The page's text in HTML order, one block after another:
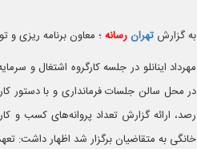
به گزارش تهران رسانه ؛ معاون برنامه ریزی و توسعه فرمانداری
مهرداد اینانلو در جلسه کارگروه اشتغال و
در محل سالن جلسات فرمانداری و با دستور
رصد، ارائه گزارش تعداد پروانه‌های کسب و
خانگی به متقاضیان برگزار شد اظهار داشت: تعهد ایجاد اشتغال ملارد